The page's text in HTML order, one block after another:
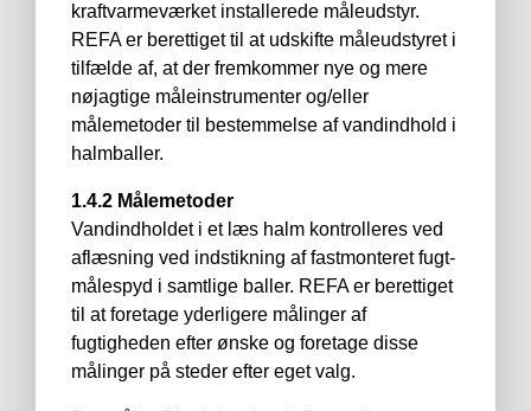
kraftvarmeværket installerede måleudstyr.
REFA er berettiget til at udskifte måleudstyret i
tilfælde af, at der fremkommer nye og mere
nøjagtige måleinstrumenter og/eller
målemetoder til bestemmelse af vandindhold i
halmballer.
1.4.2 Målemetoder
Vandindholdet i et læs halm kontrolleres ved
aflæsning ved indstikning af fastmonteret fugt­
måle­spyd i samtlige baller. REFA er berettiget
til at foretage yderligere målinger af
fugtigheden efter ønske og foretage disse
målinger på steder efter eget valg.